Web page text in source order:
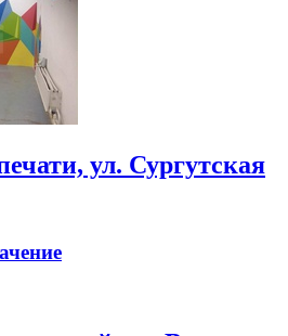
ул. Сургутская